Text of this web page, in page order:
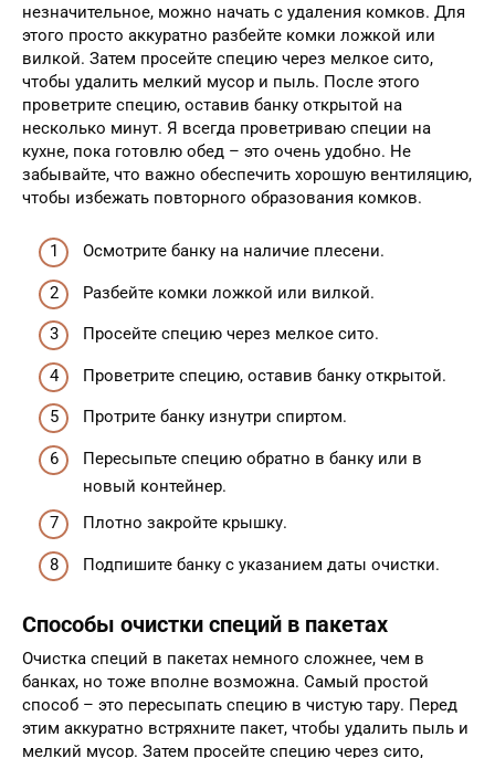
незначительное, можно начать с удаления комков. Для
этого просто аккуратно разбейте комки ложкой или
вилкой. Затем просейте специю через мелкое сито,
чтобы удалить мелкий мусор и пыль. После этого
проветрите специю, оставив банку открытой на
несколько минут. Я всегда проветриваю специи на
кухне, пока готовлю обед – это очень удобно. Не
забывайте, что важно обеспечить хорошую вентиляцию,
чтобы избежать повторного образования комков.
Осмотрите банку на наличие плесени.
Разбейте комки ложкой или вилкой.
Просейте специю через мелкое сито.
Проветрите специю, оставив банку открытой.
Протрите банку изнутри спиртом.
Пересыпьте специю обратно в банку или в
новый контейнер.
Плотно закройте крышку.
Подпишите банку с указанием даты очистки.
Способы очистки специй в пакетах
Очистка специй в пакетах немного сложнее, чем в
банках, но тоже вполне возможна. Самый простой
способ – это пересыпать специю в чистую тару. Перед
этим аккуратно встряхните пакет, чтобы удалить пыль и
мелкий мусор. Затем просейте специю через сито,